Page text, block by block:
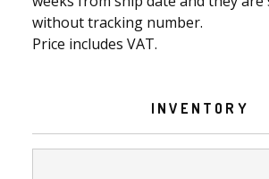
without tracking number.
Price includes VAT.
INVENTORY